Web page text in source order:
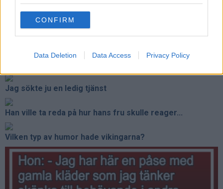
use your data for below specified purposes in below Google
consent section.
CONFIRM
Data Deletion Data Access Privacy Policy
Du kanske också gillar
Jag sökte ju en ledig tjänst
Han ville ta reda på hur hans fru skulle reager...
Vilken typ av humor hade vikingarna?